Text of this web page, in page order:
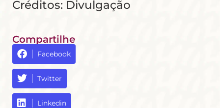
Créditos: Divulgação
Compartilhe
Facebook
Twitter
Linkedin